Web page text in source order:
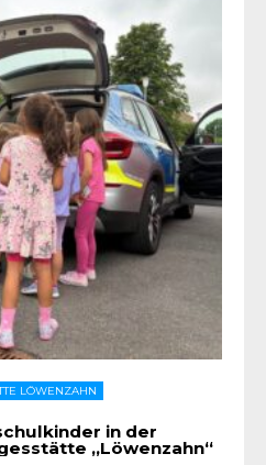
LÖWENZAHN
in der
„Löwenzahn“